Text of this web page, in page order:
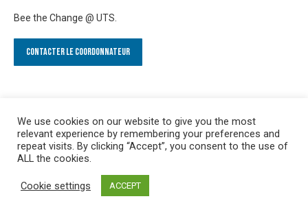
Bee the Change @ UTS.
Contacter le Coordonnateur
Privacy policy
We use cookies on our website to give you the most
relevant experience by remembering your preferences and
repeat visits. By clicking “Accept”, you consent to the use of
ALL the cookies.
Cookie settings ACCEPT